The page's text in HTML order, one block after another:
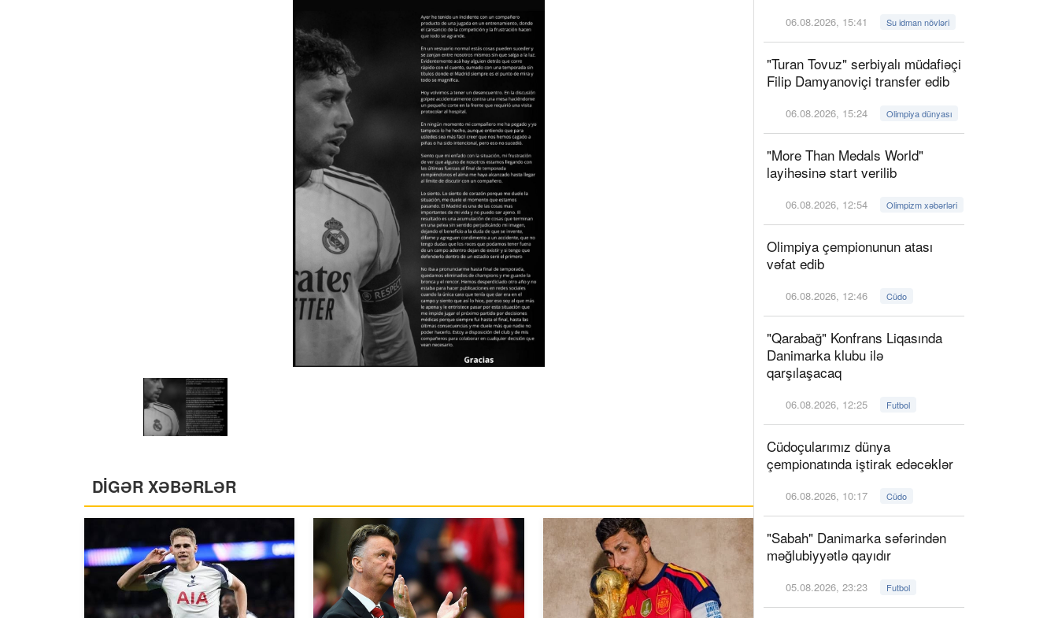
DİGƏR XƏBƏRLƏR
06.08.2026, 15:41 Su idman növləri
"Turan Tovuz" serbiyalı müdafiəçi
Filip Damyanoviçi transfer edib
06.08.2026, 15:24 Olimpiya dünyası
"More Than Medals World"
layihəsinə start verilib
06.08.2026, 12:54 Olimpizm xəbərləri
Olimpiya çempionunun atası
vəfat edib
06.08.2026, 12:46 Cüdo
"Qarabağ" Konfrans Liqasında
Danimarka klubu ilə
qarşılaşacaq
06.08.2026, 12:25 Futbol
Cüdoçularımız dünya
çempionatında iştirak edəcəklər
06.08.2026, 10:17 Cüdo
"Sabah" Danimarka səfərindən
məğlubiyyətlə qayıdır
05.08.2026, 23:23 Futbol